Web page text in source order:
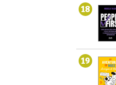
18
19